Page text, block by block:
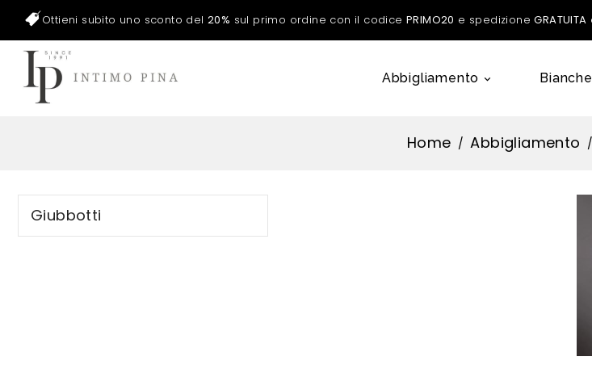
Ottieni subito uno sconto del 20% sul primo ordine con il codicePRIMO20 e spedizioneGRATUITA

Abbigliamento
Home Abbigliamento
Giubbotti